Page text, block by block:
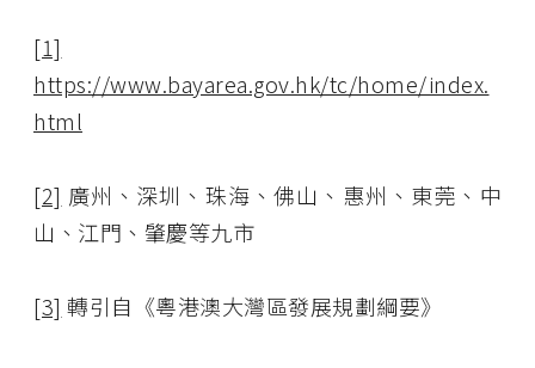
[1]
https://www.bayarea.gov.hk/tc/home/index.
html
[2] 廣州、深圳、珠海、佛山、惠州、東莞、中
山、江門、肇慶等九市
[3] 轉引自《粵港澳大灣區發展規劃綱要》